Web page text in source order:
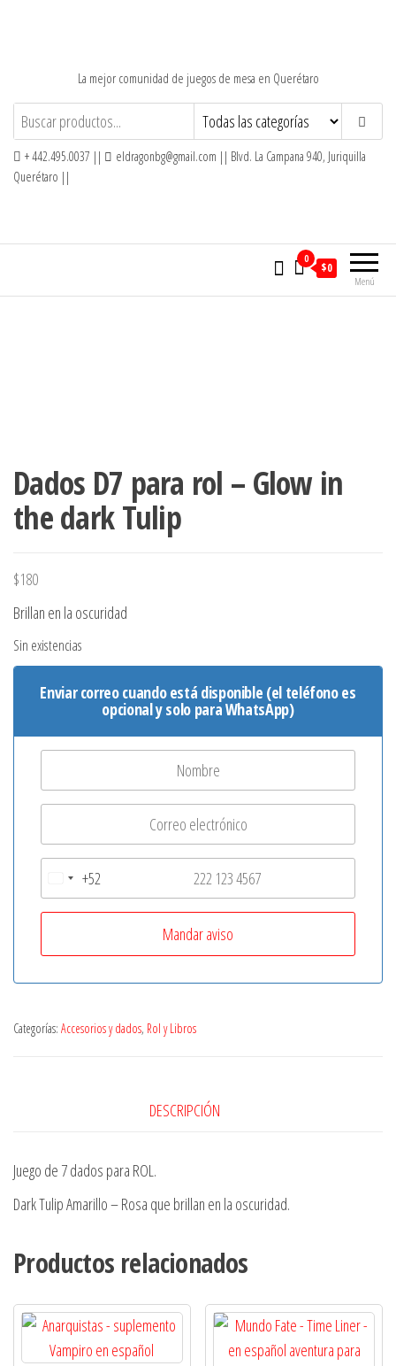
La mejor comunidad de juegos de mesa en Querétaro
+ 442.495.0037 ||
eldragonbg@gmail.com || Blvd. La Campana 940, Juriquilla
Querétaro ||
Menú
0
$0
Dados D7 para rol – Glow in
the dark Tulip
$180
Brillan en la oscuridad
Sin existencias
Enviar correo cuando está disponible (el teléfono es
opcional y solo para WhatsApp)
e
i
c
+
+52
Categorías: Accesorios y dados, Rol y Libros
DESCRIPCIÓN
Juego de 7 dados para ROL.
Dark Tulip Amarillo – Rosa que brillan en la oscuridad.
Productos relacionados